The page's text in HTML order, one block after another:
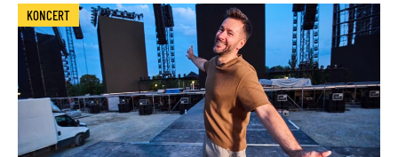
KONCERT